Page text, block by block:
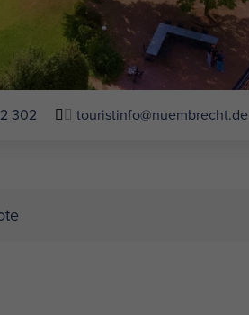
302 touristinfo@nuembrecht.de